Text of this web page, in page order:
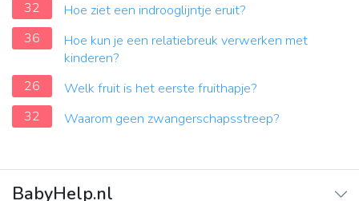
32
Hoe ziet een indrooglijntje eruit?
36
Hoe kun je een relatiebreuk verwerken met
kinderen?
26
Welk fruit is het eerste fruithapje?
32
Waarom geen zwangerschapsstreep?
BabyHelp.nl